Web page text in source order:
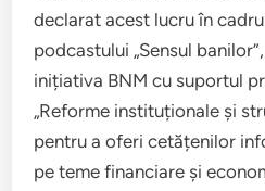
declarat acest lucru în
podcastului „Sensul
inițiativa BNM cu suportul
„Reforme instituționale și
pentru a oferi cetățenilor
pe teme financiare și